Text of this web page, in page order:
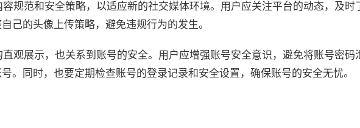
规范和安全策略，以适应新的社交媒体环境。用户应关注平台的动态，及时
己的头像上传策略，避免违规行为的发生。
观展示，也关系到账号的安全。用户应增强账号安全意识，避免将账号密码
。同时，也要定期检查账号的登录记录和安全设置，确保账号的安全无忧。